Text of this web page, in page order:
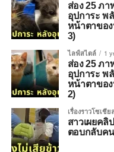
ส่อง 25 ภ
อุปการะ พ
หน้าตาของ
3)
ไลฟ์สไตล์ 1
ส่อง 25 ภ
อุปการะ พ
หน้าตาของ
2)
เรื่องราวโซเชีย
สาวเผยคลิ
ตอบกลับค